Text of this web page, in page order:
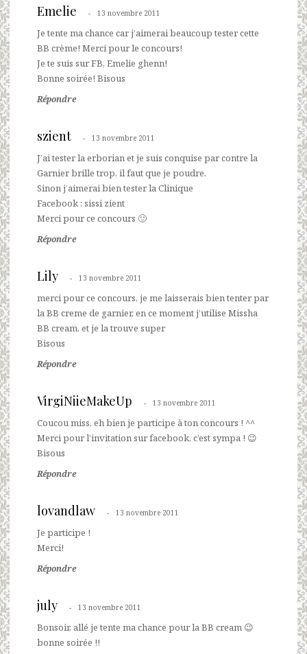
Emelie 13 novembre 2011
Je tente ma chance car j’aimerai beaucoup tester cette
BB crème! Merci pour le concours!
Je te suis sur FB, Emelie ghenn!
Bonne soirée! Bisous
Répondre
szient 13 novembre 2011
J’ai tester la erborian et je suis conquise par contre la
Garnier brille trop, il faut que je poudre.
Sinon j’aimerai bien tester la Clinique
Facebook : sissi zient
Merci pour ce concours 🙂
Répondre
Lily 13 novembre 2011
merci pour ce concours, je me laisserais bien tenter par
la BB creme de garnier, en ce moment j’utilise Missha
BB cream, et je la trouve super
Bisous
Répondre
VirgiNiieMakeUp 13 novembre 2011
Coucou miss, eh bien je participe à ton concours ! ^^
Merci pour l’invitation sur facebook, c’est sympa ! 😉
Bisous
Répondre
lovandlaw 13 novembre 2011
Je participe !
Merci!
Répondre
july 13 novembre 2011
Bonsoir, allé je tente ma chance pour la BB cream 😉
bonne soirée !!